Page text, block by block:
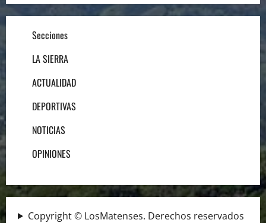
Secciones
LA SIERRA
ACTUALIDAD
DEPORTIVAS
NOTICIAS
OPINIONES
Copyright © LosMatenses. Derechos reservados